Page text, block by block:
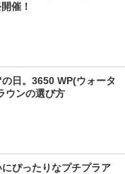
催！
日。3650 WP(ウォータ
ウンの選び方
ぴったりなプチプラア